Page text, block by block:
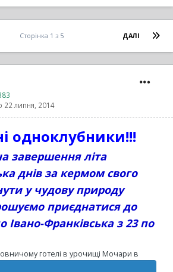
ДАЛІ
Сторінка 1 з 5
22 липня, 2014
одноклубники!!!
завершення літа
днів за кермом свого
у чудову природу
приєднатися до
Івано-Франківська з 23 по
готелі в урочищі Мочари в